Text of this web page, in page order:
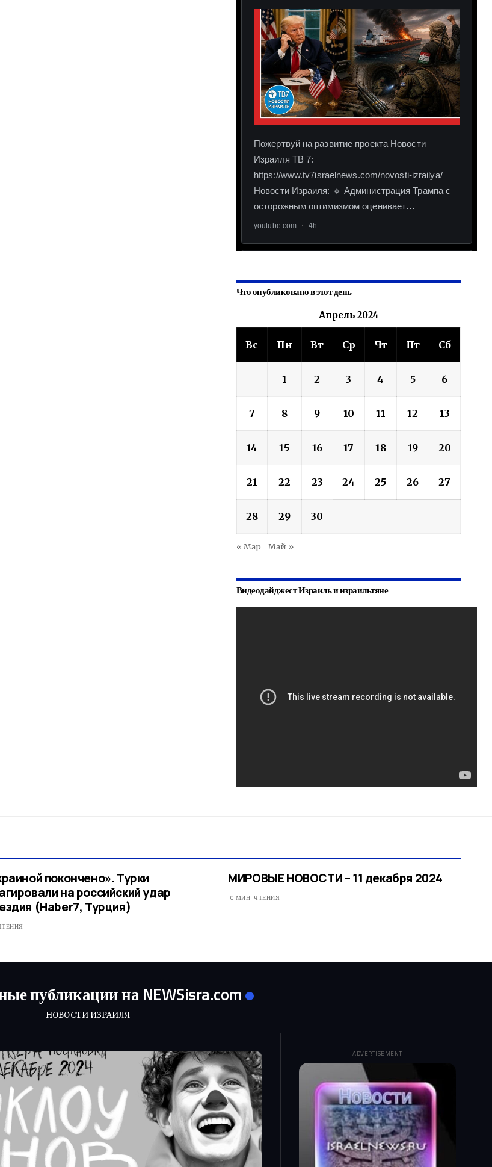
Что опубликовано в этот день
Апрель 2024
Вс Пн Вт Ср Чт Пт Сб
1 2 3 4 5 6
7 8 9 10 11 12 13
14 15 16 17 18 19 20
21 22 23 24 25 26 27
28 29 30
« Мар Май »
Видеодайджест Израиль и израильтяне
покончено». Турки
на российский удар
(Haber7, Турция)
МИРОВЫЕ НОВОСТИ – 11 декабря 2024
0 МИН. ЧТЕНИЯ
публикации на NEWSisra.com
НОВОСТИ ИЗРАИЛЯ
- ADVERTISEMENT -